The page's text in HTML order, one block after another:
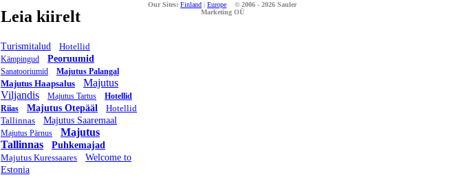
Leia kiirelt
Turismitalud Hotellid
Kämpingud Peoruumid
Sanatooriumid Majutus Palangal
Majutus Haapsalus
Majutus
Viljandis
Majutus Tartus
Hotellid
Riias
Majutus Otepääl
Hotellid
Tallinnas
Majutus Saaremaal
Majutus Pärnus
Majutus
Tallinnas
Puhkemajad
Majutus Kuressaares
Welcome to
Estonia
Our Sites: Finland | Europe
© 2006 - 2026 Sauler
Marketing OÜ